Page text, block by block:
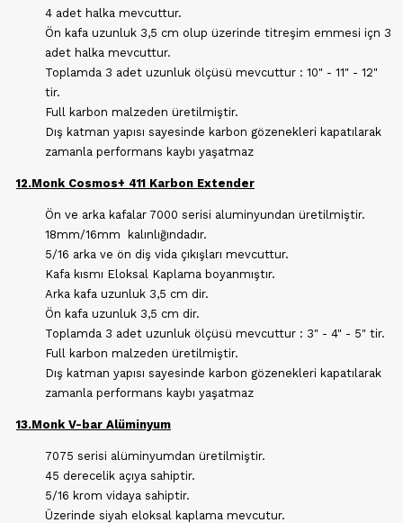
4 adet halka mevcuttur.
Ön kafa uzunluk 3,5 cm olup üzerinde titreşim emmesi içn 3
adet halka mevcuttur.
Toplamda 3 adet uzunluk ölçüsü mevcuttur : 10" - 11" - 12"
tir.
Full karbon malzeden üretilmiştir.
Dış katman yapısı sayesinde karbon gözenekleri kapatılarak
zamanla performans kaybı yaşatmaz
12.Monk Cosmos+ 411 Karbon Extender
Ön ve arka kafalar 7000 serisi aluminyundan üretilmiştir.
18mm/16mm kalınlığındadır.
5/16 arka ve ön diş vida çıkışları mevcuttur.
Kafa kısmı Eloksal Kaplama boyanmıştır.
Arka kafa uzunluk 3,5 cm dir.
Ön kafa uzunluk 3,5 cm dir.
Toplamda 3 adet uzunluk ölçüsü mevcuttur : 3" - 4" - 5" tir.
Full karbon malzeden üretilmiştir.
Dış katman yapısı sayesinde karbon gözenekleri kapatılarak
zamanla performans kaybı yaşatmaz
13.Monk V-bar Alüminyum
7075 serisi alüminyumdan üretilmiştir.
45 derecelik açıya sahiptir.
5/16 krom vidaya sahiptir.
Üzerinde siyah eloksal kaplama mevcutur.